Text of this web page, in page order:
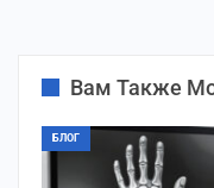
Вам Также
БЛОГ